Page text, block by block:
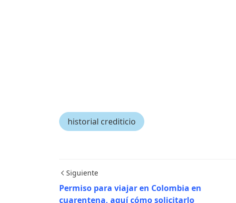
historial crediticio
Siguiente
Permiso para viajar en Colombia en
cuarentena, aquí cómo solicitarlo